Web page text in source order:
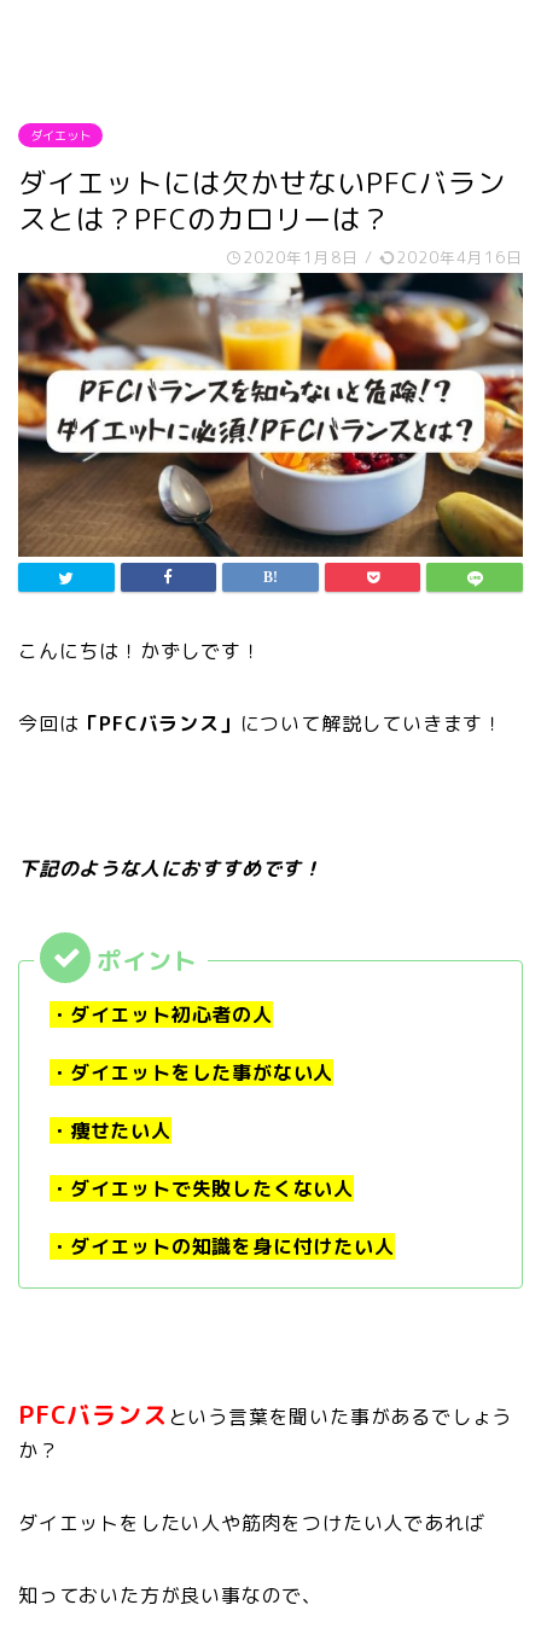
ダイエット
ダイエットには欠かせないPFCバラン
スとは？PFCのカロリーは？
2020年1月8日 / 2020年4月16日
こんにちは！かずしです！
今回は 「PFCバランス」 について解説していきます！
下記のような人におすすめです！
・ダイエット初心者の人
・ダイエットをした事がない人
・痩せたい人
・ダイエットで失敗したくない人
・ダイエットの知識を身に付けたい人
PFCバランス という言葉を聞いた事があるでしょう
か？
ダイエットをしたい人や筋肉をつけたい人であれば
知っておいた方が良い事なので、